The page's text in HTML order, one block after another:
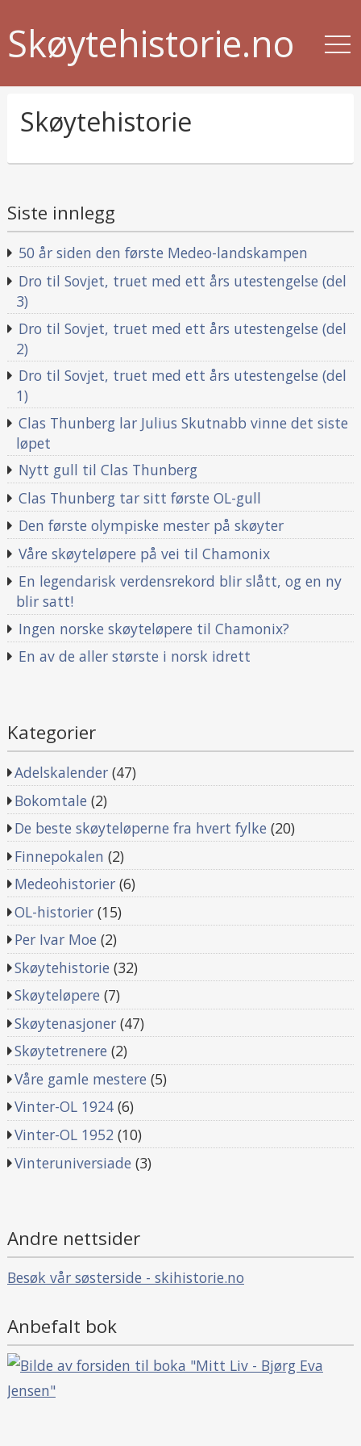
Skøytehistorie.no
Skøytehistorie
Siste innlegg
50 år siden den første Medeo-landskampen
Dro til Sovjet, truet med ett års utestengelse (del
3)
Dro til Sovjet, truet med ett års utestengelse (del
2)
Dro til Sovjet, truet med ett års utestengelse (del
1)
Clas Thunberg lar Julius Skutnabb vinne det siste
løpet
Nytt gull til Clas Thunberg
Clas Thunberg tar sitt første OL-gull
Den første olympiske mester på skøyter
Våre skøyteløpere på vei til Chamonix
En legendarisk verdensrekord blir slått, og en ny
blir satt!
Ingen norske skøyteløpere til Chamonix?
En av de aller største i norsk idrett
Kategorier
Adelskalender (47)
Bokomtale (2)
De beste skøyteløperne fra hvert fylke (20)
Finnepokalen (2)
Medeohistorier (6)
OL-historier (15)
Per Ivar Moe (2)
Skøytehistorie (32)
Skøyteløpere (7)
Skøytenasjoner (47)
Skøytetrenere (2)
Våre gamle mestere (5)
Vinter-OL 1924 (6)
Vinter-OL 1952 (10)
Vinteruniversiade (3)
Andre nettsider
Besøk vår søsterside - skihistorie.no
Anbefalt bok